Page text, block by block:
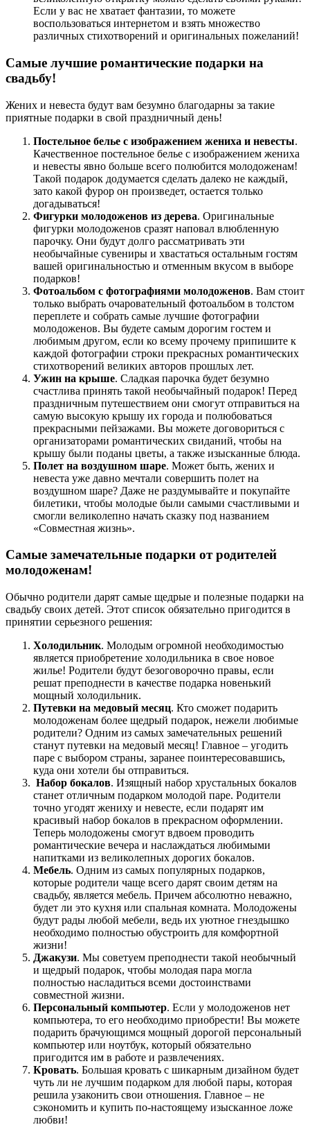
Если у вас не хватает фантазии, то можете
воспользоваться интернетом и взять множество
различных стихотворений и оригинальных пожеланий!
Самые лучшие романтические подарки на
свадьбу!
Жених и невеста будут вам безумно благодарны за такие
приятные подарки в свой праздничный день!
Постельное белье с изображением жениха и невесты.
Качественное постельное белье с изображением жениха
и невесты явно больше всего полюбится молодоженам!
Такой подарок додумается сделать далеко не каждый,
зато какой фурор он произведет, остается только
догадываться!
Фигурки молодоженов из дерева. Оригинальные
фигурки молодоженов сразят наповал влюбленную
парочку. Они будут долго рассматривать эти
необычайные сувениры и хвастаться остальным гостям
вашей оригинальностью и отменным вкусом в выборе
подарков!
Фотоальбом с фотографиями молодоженов. Вам стоит
только выбрать очаровательный фотоальбом в толстом
переплете и собрать самые лучшие фотографии
молодоженов. Вы будете самым дорогим гостем и
любимым другом, если ко всему прочему припишите к
каждой фотографии строки прекрасных романтических
стихотворений великих авторов прошлых лет.
Ужин на крыше. Сладкая парочка будет безумно
счастлива принять такой необычайный подарок! Перед
праздничным путешествием они смогут отправиться на
самую высокую крышу их города и полюбоваться
прекрасными пейзажами. Вы можете договориться с
организаторами романтических свиданий, чтобы на
крышу были поданы цветы, а также изысканные блюда.
Полет на воздушном шаре. Может быть, жених и
невеста уже давно мечтали совершить полет на
воздушном шаре? Даже не раздумывайте и покупайте
билетики, чтобы молодые были самыми счастливыми и
смогли великолепно начать сказку под названием
«Совместная жизнь».
Самые замечательные подарки от родителей
молодоженам!
Обычно родители дарят самые щедрые и полезные подарки на
свадьбу своих детей. Этот список обязательно пригодится в
принятии серьезного решения:
Холодильник. Молодым огромной необходимостью
является приобретение холодильника в свое новое
жилье! Родители будут безоговорочно правы, если
решат преподнести в качестве подарка новенький
мощный холодильник.
Путевки на медовый месяц. Кто сможет подарить
молодоженам более щедрый подарок, нежели любимые
родители? Одним из самых замечательных решений
станут путевки на медовый месяц! Главное – угодить
паре с выбором страны, заранее поинтересовавшись,
куда они хотели бы отправиться.
Набор бокалов. Изящный набор хрустальных бокалов
станет отличным подарком молодой паре. Родители
точно угодят жениху и невесте, если подарят им
красивый набор бокалов в прекрасном оформлении.
Теперь молодожены смогут вдвоем проводить
романтические вечера и наслаждаться любимыми
напитками из великолепных дорогих бокалов.
Мебель. Одним из самых популярных подарков,
которые родители чаще всего дарят своим детям на
свадьбу, является мебель. Причем абсолютно неважно,
будет ли это кухня или спальная комната. Молодожены
будут рады любой мебели, ведь их уютное гнездышко
необходимо полностью обустроить для комфортной
жизни!
Джакузи. Мы советуем преподнести такой необычный
и щедрый подарок, чтобы молодая пара могла
полностью насладиться всеми достоинствами
совместной жизни.
Персональный компьютер. Если у молодоженов нет
компьютера, то его необходимо приобрести! Вы можете
подарить брачующимся мощный дорогой персональный
компьютер или ноутбук, который обязательно
пригодится им в работе и развлечениях.
Кровать. Большая кровать с шикарным дизайном будет
чуть ли не лучшим подарком для любой пары, которая
решила узаконить свои отношения. Главное – не
сэкономить и купить по-настоящему изысканное ложе
любви!